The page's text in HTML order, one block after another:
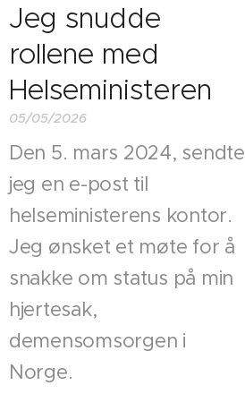
Jeg snudde
rollene med
Helseministeren
05/05/2026
Den 5. mars 2024, sendte
jeg en e-post til
helseministerens kontor.
Jeg ønsket et møte for å
snakke om status på min
hjertesak,
demensomsorgen i
Norge.